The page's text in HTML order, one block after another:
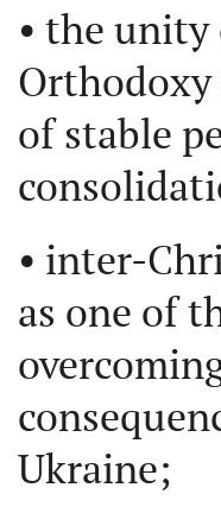
• the
Orthodoxy
of stable
• inter-
as one of
Ukraine;